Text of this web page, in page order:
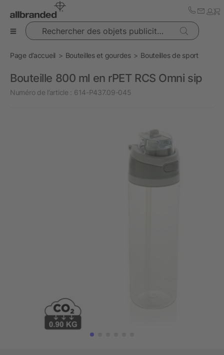
Rechercher des objets publicitaires
Page d’accueil Bouteilles et gourdes Bouteilles de sport
Bouteille 800 ml en rPET RCS Omni sip
Numéro de l’article : 614-P437.09-045